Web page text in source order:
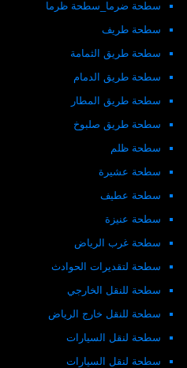
سطحة ضرما_سطحة ظرما
سطحة طريف
سطحة طريق الثمامة
سطحة طريق الدمام
سطحة طريق المطار
سطحة طريق صلبوخ
سطحة ظلم
سطحة عشيرة
سطحة عطيف
سطحة عنيزة
سطحة غرب الرياض
سطحة لتقديرات الحوادث
سطحة للنقل الخارجي
سطحة للنقل خارج الرياض
سطحة لنقل السيارات
سطحة لنقل السيارات